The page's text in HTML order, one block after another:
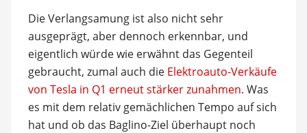
Die Verlangsamung ist also nicht sehr
ausgeprägt, aber dennoch erkennbar, und
eigentlich würde wie erwähnt das Gegenteil
gebraucht, zumal auch die Elektroauto-Verkäufe
von Tesla in Q1 erneut stärker zunahmen. Was
es mit dem relativ gemächlichen Tempo auf sich
hat und ob das Baglino-Ziel überhaupt noch